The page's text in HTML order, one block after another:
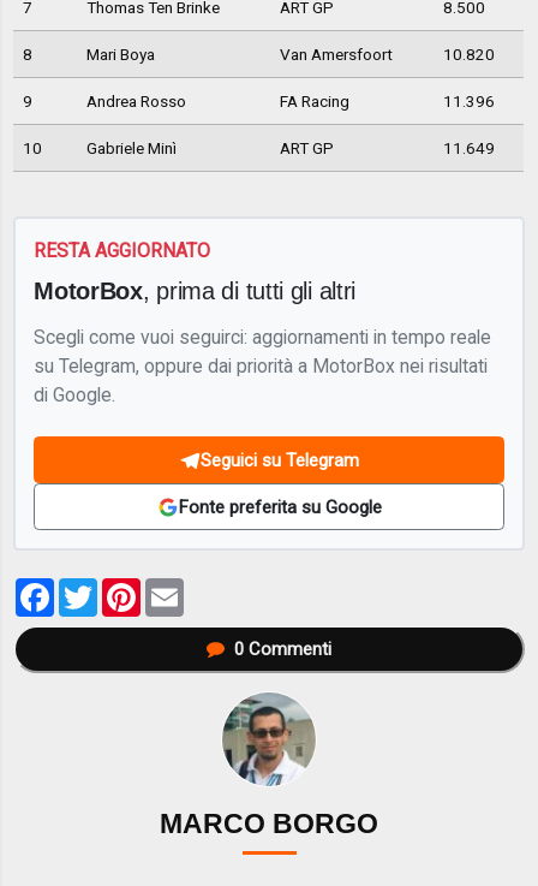
7 Thomas Ten Brinke ART GP 8.500
8 Mari Boya Van Amersfoort 10.820
9 Andrea Rosso FA Racing 11.396
10 Gabriele Minì ART GP 11.649
RESTA AGGIORNATO
MotorBox, prima di tutti gli altri
Scegli come vuoi seguirci: aggiornamenti in tempo reale
su Telegram, oppure dai priorità a MotorBox nei risultati
di Google.
Seguici su Telegram
Fonte preferita su Google
Facebook
TwitterPinterest
0Commenti
MARCO BORGO